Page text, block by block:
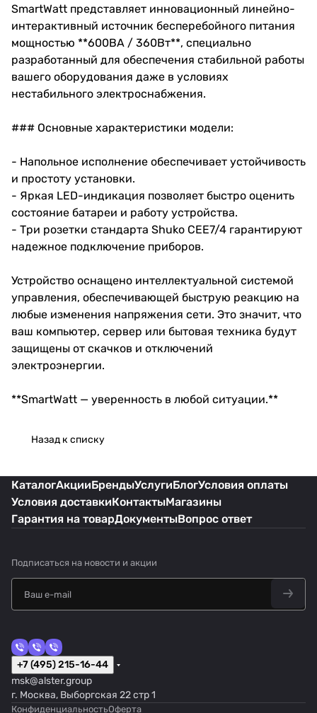
SmartWatt представляет инновационный линейно-
интерактивный источник бесперебойного питания
мощностью **600ВА / 360Вт**, специально
разработанный для обеспечения стабильной работы
вашего оборудования даже в условиях
нестабильного электроснабжения.
### Основные характеристики модели:
- Напольное исполнение обеспечивает устойчивость
и простоту установки.
- Яркая LED-индикация позволяет быстро оценить
состояние батареи и работу устройства.
- Три розетки стандарта Shuko CEE7/4 гарантируют
надежное подключение приборов.
Устройство оснащено интеллектуальной системой
управления, обеспечивающей быструю реакцию на
любые изменения напряжения сети. Это значит, что
ваш компьютер, сервер или бытовая техника будут
защищены от скачков и отключений
электроэнергии.
**SmartWatt — уверенность в любой ситуации.**
Назад к списку
КаталогАкцииБрендыУслугиБлогУсловия оплаты
Условия доставкиКонтактыМагазины
Гарантия на товарДокументыВопрос ответ
Подписаться на новости и акции
+7 (495) 215-16-44
msk@alster.group
г. Москва, Выборгская 22 стр 1
КонфиденциальностьОферта